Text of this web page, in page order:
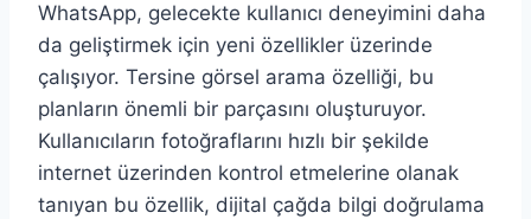
WhatsApp, gelecekte kullanıcı deneyimini daha
da geliştirmek için yeni özellikler üzerinde
çalışıyor. Tersine görsel arama özelliği, bu
planların önemli bir parçasını oluşturuyor.
Kullanıcıların fotoğraflarını hızlı bir şekilde
internet üzerinden kontrol etmelerine olanak
tanıyan bu özellik, dijital çağda bilgi doğrulama